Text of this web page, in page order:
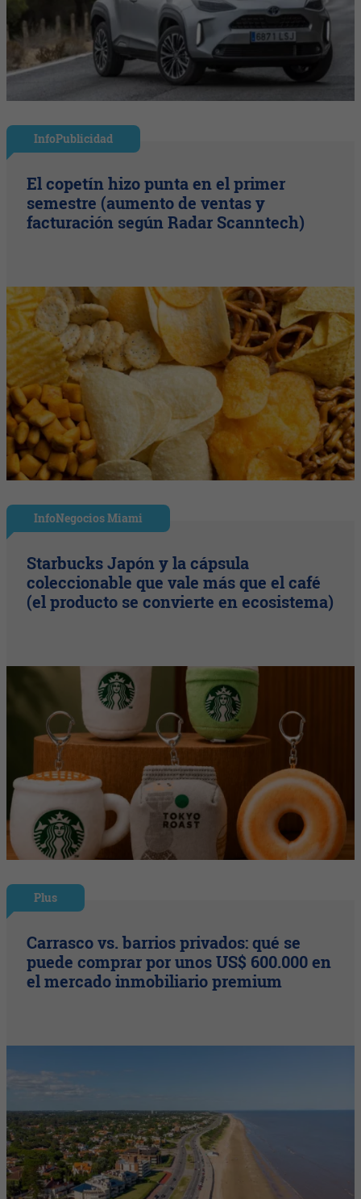
InfoPublicidad
El copetín hizo punta en el primer
semestre (aumento de ventas y
facturación según Radar Scanntech)
InfoNegocios Miami
Starbucks Japón y la cápsula
coleccionable que vale más que el café
(el producto se convierte en ecosistema)
Plus
Carrasco vs. barrios privados: qué se
puede comprar por unos US$ 600.000 en
el mercado inmobiliario premium